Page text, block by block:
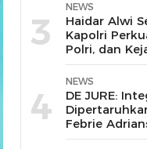
3
NEWS
Haidar Alwi
Kapolri
Polri, dan
4
NEWS
DE JURE:
Febrie